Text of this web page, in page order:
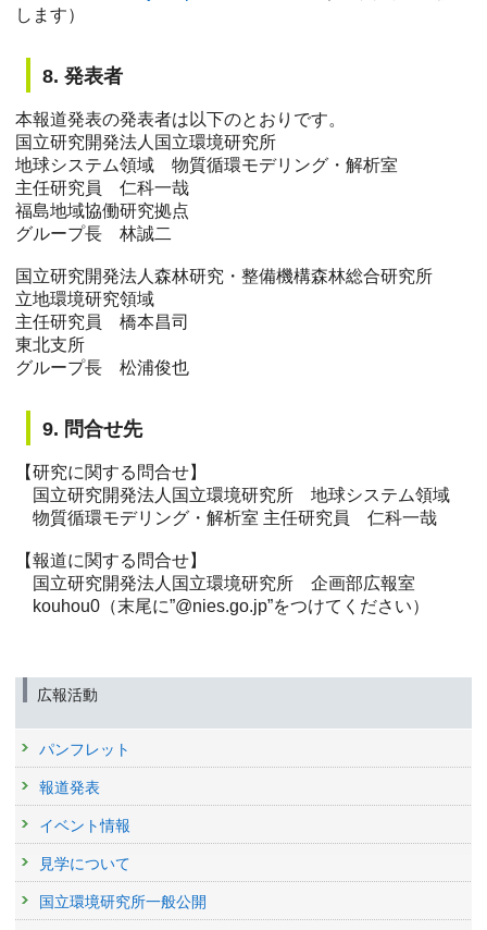
します）
8. 発表者
本報道発表の発表者は以下のとおりです。
国立研究開発法人国立環境研究所
地球システム領域 物質循環モデリング・解析室
主任研究員 仁科一哉
福島地域協働研究拠点
グループ長 林誠二
国立研究開発法人森林研究・整備機構森林総合研究所
立地環境研究領域
主任研究員 橋本昌司
東北支所
グループ長 松浦俊也
9. 問合せ先
【研究に関する問合せ】
国立研究開発法人国立環境研究所 地球システム領域
物質循環モデリング・解析室 主任研究員 仁科一哉
【報道に関する問合せ】
国立研究開発法人国立環境研究所 企画部広報室
kouhou0（末尾に”@nies.go.jp”をつけてください）
広報活動
パンフレット
報道発表
イベント情報
見学について
国立環境研究所一般公開